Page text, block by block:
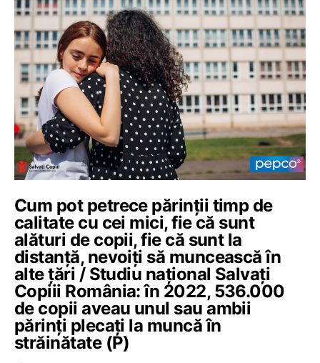
Cum pot petrece părinţii timp de
calitate cu cei mici, fie că sunt
alături de copii, fie că sunt la
distanţă, nevoiți să muncească în
alte țări / Studiu național Salvați
Copiii România: în 2022, 536.000
de copii aveau unul sau ambii
părinți plecați la muncă în
străinătate (P)